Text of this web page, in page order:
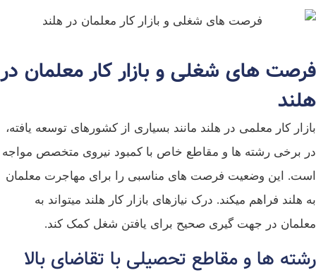
های شغلی و بازار کار معلمان در
کار معلمی در هلند مانند بسیاری از کشورهای توسعه‌ یافته،
برخی رشته‌ ها و مقاطع خاص با کمبود نیروی متخصص مواجه
این وضعیت فرصت‌ های مناسبی را برای مهاجرت معلمان
هلند فراهم میکند. درک نیازهای بازار کار هلند میتواند به
در جهت‌ گیری صحیح برای یافتن شغل کمک کند.
ها و مقاطع تحصیلی با تقاضای بالا